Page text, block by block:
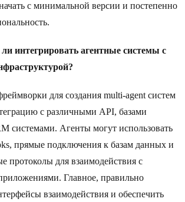
с минимальной версии и постепенно
интегрировать агентные системы с
для создания multi-agent систем
с различными API, базами
системами. Агенты могут использовать
прямые подключения к базам данных и
протоколы для взаимодействия с
Главное, правильно
взаимодействия и обеспечить